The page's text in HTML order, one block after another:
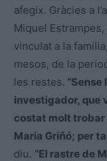
afegix. Gràcies a
Miquel
vinculat a la
mesos, de la
les restes.
investigador, que
costat molt trobar
Maria Griñó; per
diu. “El rastre de